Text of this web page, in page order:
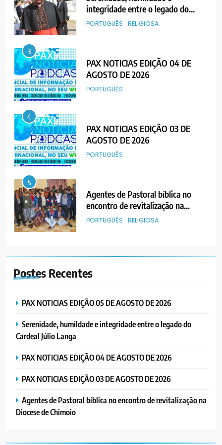
integridade entre o legado do
Cardeal Júlio Langa
PORTUGUÊS RELIGIOSA
3
PAX NOTICIAS EDIÇÃO 04 DE
AGOSTO DE 2026
PORTUGUÊS
4
PAX NOTICIAS EDIÇÃO 03 DE
AGOSTO DE 2026
PORTUGUÊS
5
Agentes de Pastoral bíblica no
encontro de revitalização na
Diocese de Chimoio
PORTUGUÊS RELIGIOSA
“Um movimento eclesial sem
Cristo como centro é uma simples
MERCADO DE INHAMÍZUA:
VENDEDORES FOI ACEITE, MAS
CAMINHO
PORTUGUÊS
8
JUNHO DE 2026
Postes Recentes
PAX NOTICIAS EDIÇÃO 05 DE AGOSTO DE 2026
Serenidade, humildade e integridade entre o legado do
Cardeal Júlio Langa
PAX NOTICIAS EDIÇÃO 04 DE AGOSTO DE 2026
PAX NOTICIAS EDIÇÃO 03 DE AGOSTO DE 2026
Agentes de Pastoral bíblica no encontro de revitalização na
Diocese de Chimoio